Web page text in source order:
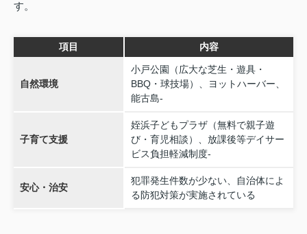
す。
項目 内容
自然環境
小戸公園（広大な芝生・遊具・
BBQ・球技場）、ヨットハーバー、
能古島‐
子育て支援
姪浜子どもプラザ（無料で親子遊
び・育児相談）、放課後等デイサー
ビス負担軽減制度‐
安心・治安
犯罪発生件数が少ない、自治体によ
る防犯対策が実施されている